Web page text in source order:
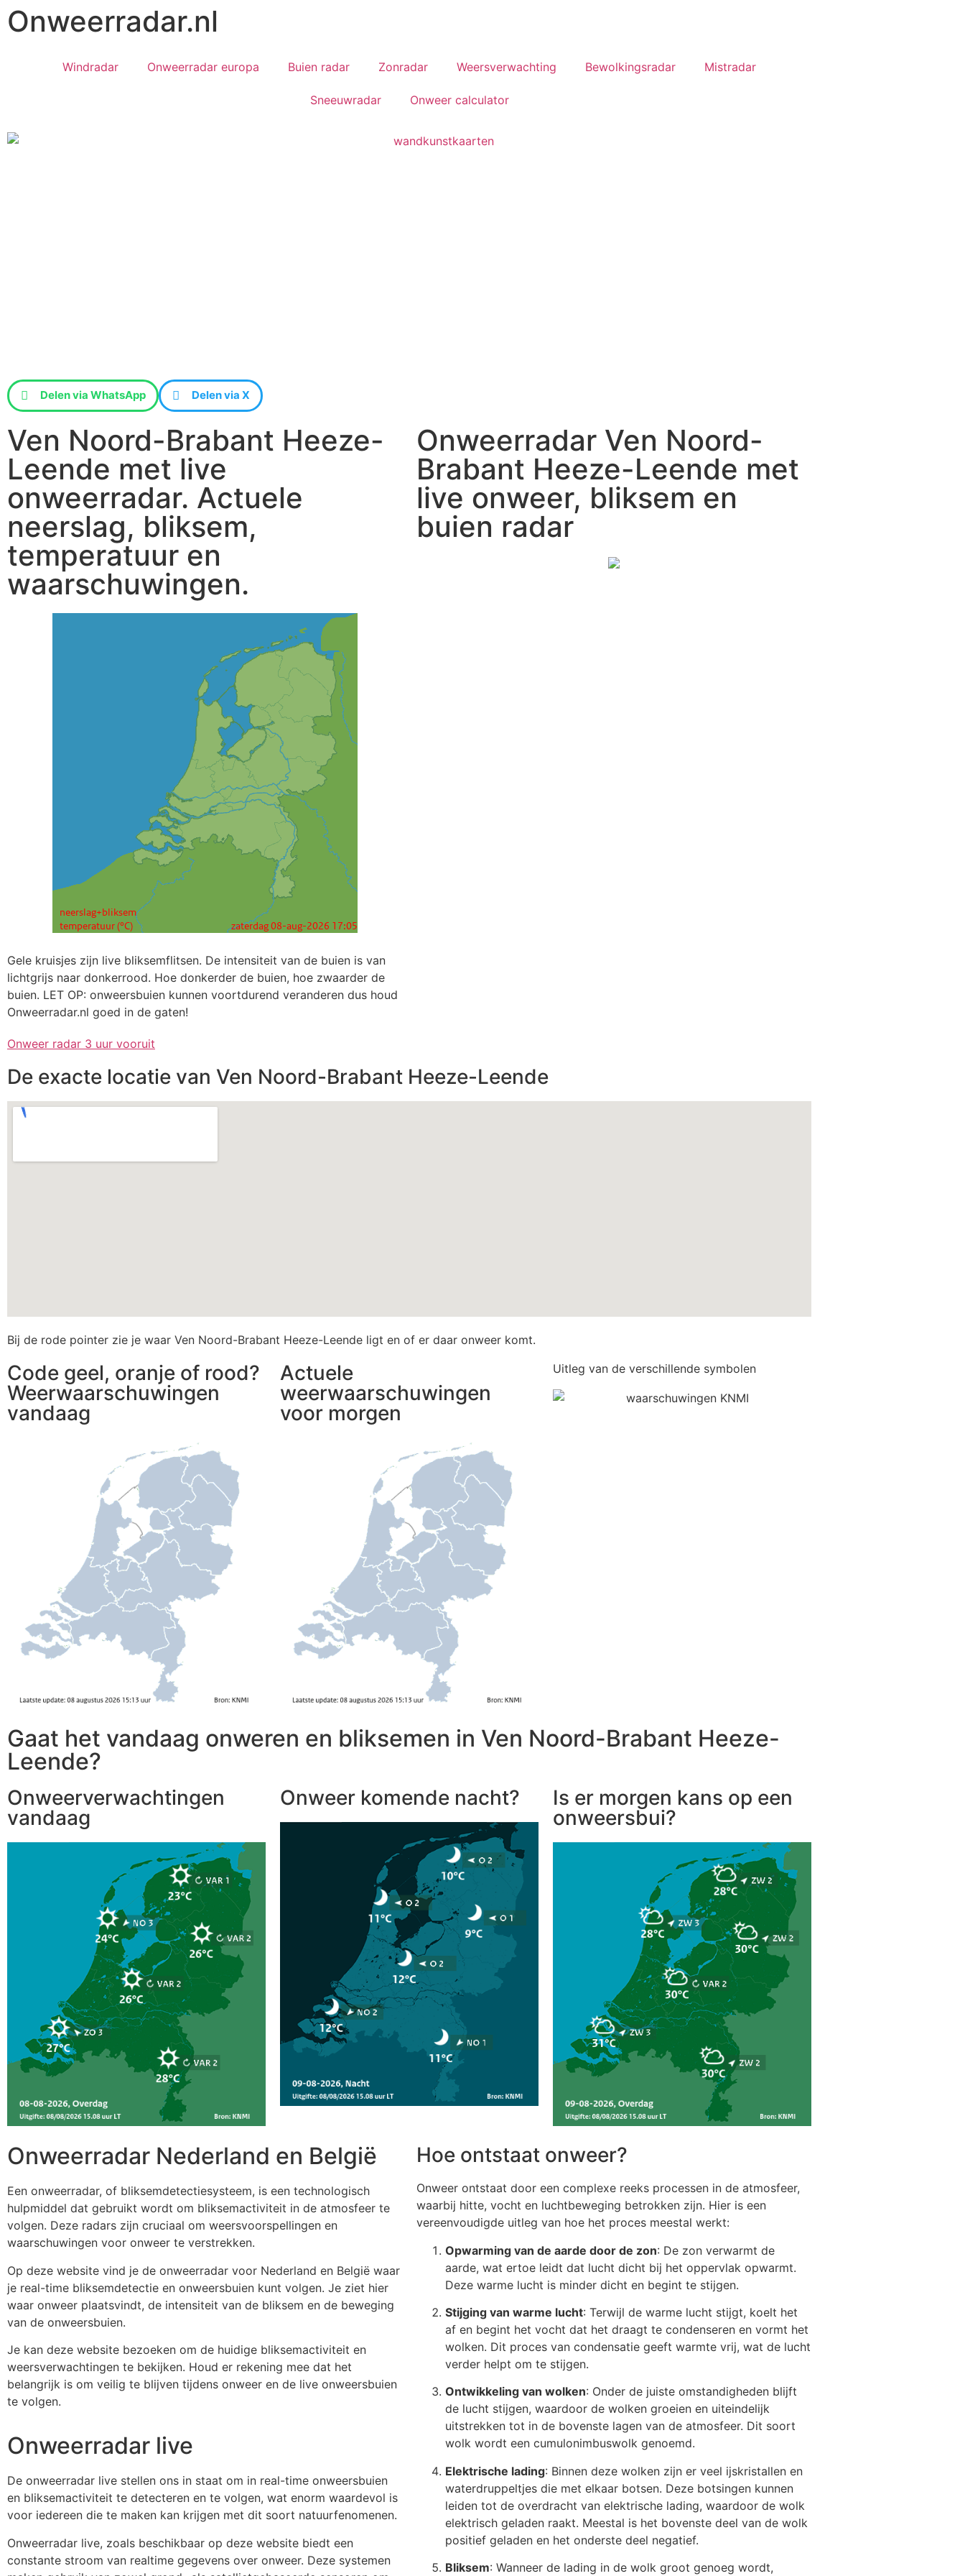
Onweerradar.nl
Windradar Onweerradar europa Buien radar Zonradar Weersverwachting Bewolkingsradar Mistradar
Sneeuwradar Onweer calculator
Delen via WhatsApp Delen via X
Ven Noord-Brabant Heeze-
Leende met live
onweerradar. Actuele
neerslag, bliksem,
temperatuur en
waarschuwingen.
Gele kruisjes zijn live bliksemflitsen. De intensiteit van de buien is van
lichtgrijs naar donkerrood. Hoe donkerder de buien, hoe zwaarder de
buien. LET OP: onweersbuien kunnen voortdurend veranderen dus houd
Onweerradar.nl goed in de gaten!
Onweer radar 3 uur vooruit
Onweerradar Ven Noord-
Brabant Heeze-Leende met
live onweer, bliksem en
buien radar
De exacte locatie van Ven Noord-Brabant Heeze-Leende
Bij de rode pointer zie je waar Ven Noord-Brabant Heeze-Leende ligt en of er daar onweer komt.
Code geel, oranje of rood?
Weerwaarschuwingen
vandaag
Actuele
weerwaarschuwingen
voor morgen
Uitleg van de verschillende symbolen
Gaat het vandaag onweren en bliksemen in Ven Noord-Brabant Heeze-
Leende?
Onweerverwachtingen
vandaag
Onweer komende nacht?
Is er morgen kans op een
onweersbui?
Onweerradar Nederland en België
Een onweerradar, of bliksemdetectiesysteem, is een technologisch
hulpmiddel dat gebruikt wordt om bliksemactiviteit in de atmosfeer te
volgen. Deze radars zijn cruciaal om weersvoorspellingen en
waarschuwingen voor onweer te verstrekken.
Op deze website vind je de onweerradar voor Nederland en België waar
je real-time bliksemdetectie en onweersbuien kunt volgen. Je ziet hier
waar onweer plaatsvindt, de intensiteit van de bliksem en de beweging
van de onweersbuien.
Je kan deze website bezoeken om de huidige bliksemactiviteit en
weersverwachtingen te bekijken. Houd er rekening mee dat het
belangrijk is om veilig te blijven tijdens onweer en de live onweersbuien
te volgen.
Onweerradar live
De onweerradar live stellen ons in staat om in real-time onweersbuien
en bliksemactiviteit te detecteren en te volgen, wat enorm waardevol is
voor iedereen die te maken kan krijgen met dit soort natuurfenomenen.
Onweerradar live, zoals beschikbaar op deze website biedt een
constante stroom van realtime gegevens over onweer. Deze systemen
Hoe ontstaat onweer?
Onweer ontstaat door een complexe reeks processen in de atmosfeer,
waarbij hitte, vocht en luchtbeweging betrokken zijn. Hier is een
vereenvoudigde uitleg van hoe het proces meestal werkt:
Opwarming van de aarde door de zon: De zon verwarmt de
aarde, wat ertoe leidt dat lucht dicht bij het oppervlak opwarmt.
Deze warme lucht is minder dicht en begint te stijgen.
Stijging van warme lucht: Terwijl de warme lucht stijgt, koelt het
af en begint het vocht dat het draagt ​​te condenseren en vormt het
wolken. Dit proces van condensatie geeft warmte vrij, wat de lucht
verder helpt om te stijgen.
Ontwikkeling van wolken: Onder de juiste omstandigheden blijft
de lucht stijgen, waardoor de wolken groeien en uiteindelijk
uitstrekken tot in de bovenste lagen van de atmosfeer. Dit soort
wolk wordt een cumulonimbuswolk genoemd.
Elektrische lading: Binnen deze wolken zijn er veel ijskristallen en
waterdruppeltjes die met elkaar botsen. Deze botsingen kunnen
leiden tot de overdracht van elektrische lading, waardoor de wolk
elektrisch geladen raakt. Meestal is het bovenste deel van de wolk
positief geladen en het onderste deel negatief.
Bliksem: Wanneer de lading in de wolk groot genoeg wordt,